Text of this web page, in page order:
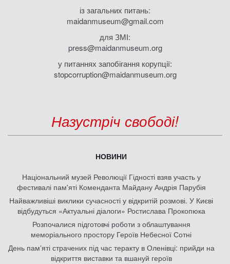
із загальних питань:
maidanmuseum@gmail.com
для ЗМІ:
press@maidanmuseum.org
у питаннях запобігання корупції:
stopcorruption@maidanmuseum.org
Назустріч свободі!
НОВИНИ
Національний музей Революції Гідності взяв участь у
фестивалі пам'яті Коменданта Майдану Андрія Парубія
Найважливіші виклики сучасності у відкритій розмові. У Києві
відбудуться «Актуальні діалоги» Ростислава Прокопюка
Розпочалися підготовчі роботи з облаштування
меморіального простору Героїв Небесної Сотні
День памʼяті страчених під час теракту в Оленівці: прийди на
відкриття виставки та вшануй героїв